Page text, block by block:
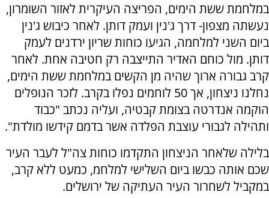
במלחמת ששת הימים, הפריצה העיקרית לאזור השומרון,
נעשתה מצפון- דרך ג'נין ועמק דותן. לאחר כיבוש ג'נין
ביום השני למלחמה, הגיעו כוחות שריון ירדנים לעמק
דותן. מול כוחם האדיר התייצבה רק חטיבה אחת. לאחר
קרב גבורה ארוך שהיה מן הקשים במלחמת ששת הימים,
נחלנו ניצחון, אך 50 לוחמים נפלו בקרב. לזכר הנופלים
הוקמה אנדרטה בצומת קבטיה, ועליה נכתב "כבוד
ותהילה לגבורי עוצבת הפלדה אשר בדמם קידשו מולדת".
בלילה שלאחר הניצחון התקדמו כוחות צה"ל לעבר העיר
שכם אותה כבשו ביום השלישי למלחמ, כמעט ללא קרב,
במקביל לשחרור העיר העתיקה של ירושלים.